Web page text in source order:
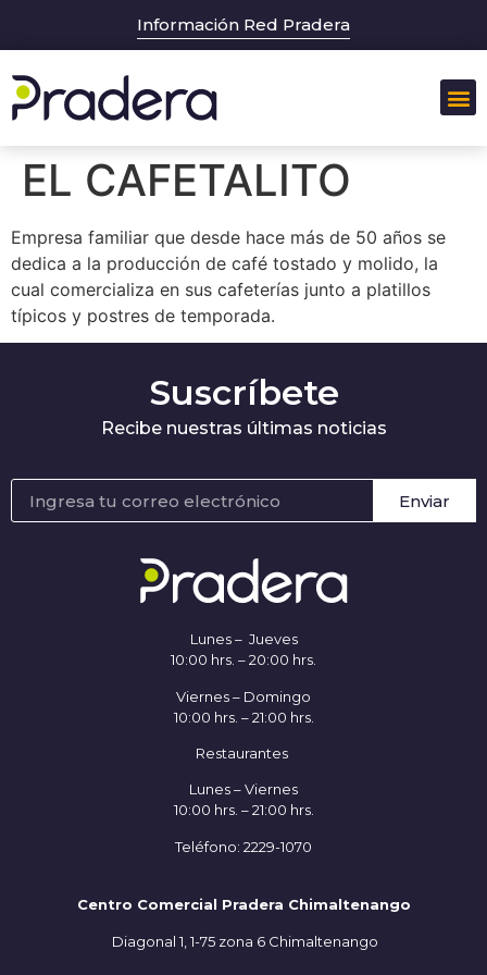
Información Red Pradera
EL CAFETALITO
Empresa familiar que desde hace más de 50 años se
dedica a la producción de café tostado y molido, la
cual comercializa en sus cafeterías junto a platillos
típicos y postres de temporada.
Suscríbete
Recibe nuestras últimas noticias
Enviar
Lunes – Jueves
10:00 hrs. – 20:00 hrs.
Viernes – Domingo
10:00 hrs. – 21:00 hrs.
Restaurantes
Lunes – Viernes
10:00 hrs. – 21:00 hrs.
Teléfono: 2229-1070
Centro Comercial Pradera Chimaltenango
Diagonal 1, 1-75 zona 6 Chimaltenango